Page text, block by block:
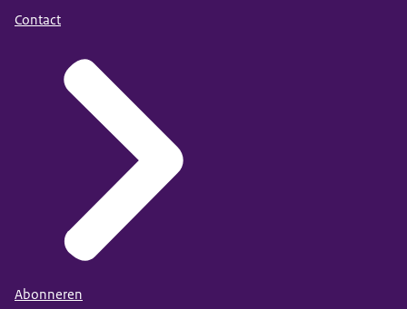
Contact
Abonneren